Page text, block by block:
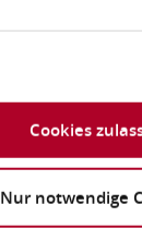
Cookies
Nur notwendige